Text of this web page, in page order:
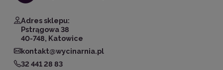
Adres sklepu:
Pstrągowa 38
40-748, Katowice
kontakt@wycinarnia.pl
32 441 28 83